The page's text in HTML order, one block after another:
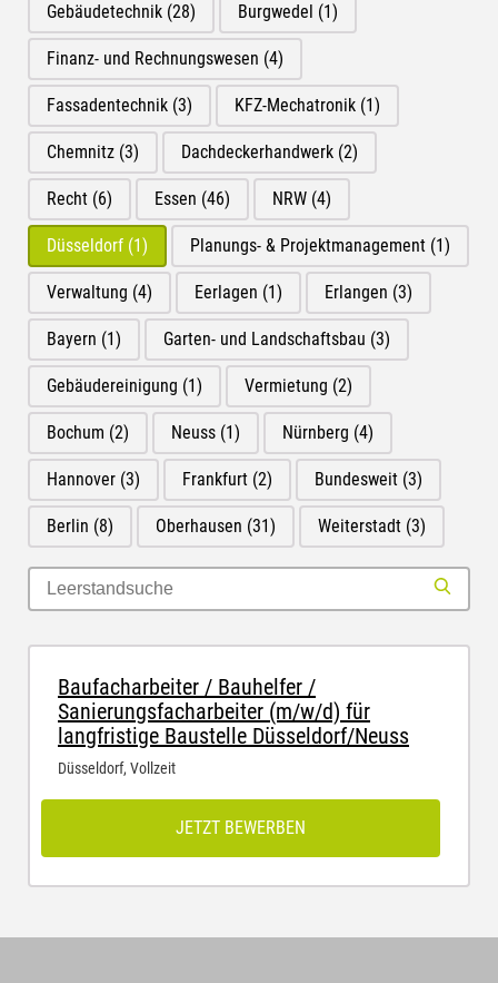
Gebäudetechnik (28) Burgwedel (1)
Finanz- und Rechnungswesen (4)
Fassadentechnik (3) KFZ-Mechatronik (1)
Chemnitz (3) Dachdeckerhandwerk (2)
Recht (6) Essen (46) NRW (4)
Düsseldorf (1) Planungs- & Projektmanagement (1)
Verwaltung (4) Eerlagen (1) Erlangen (3)
Bayern (1) Garten- und Landschaftsbau (3)
Gebäudereinigung (1) Vermietung (2)
Bochum (2) Neuss (1) Nürnberg (4)
Hannover (3) Frankfurt (2) Bundesweit (3)
Berlin (8) Oberhausen (31) Weiterstadt (3)
Baufacharbeiter / Bauhelfer /
Sanierungsfacharbeiter (m/w/d) für
langfristige Baustelle Düsseldorf/Neuss
Düsseldorf, Vollzeit
JETZT BEWERBEN